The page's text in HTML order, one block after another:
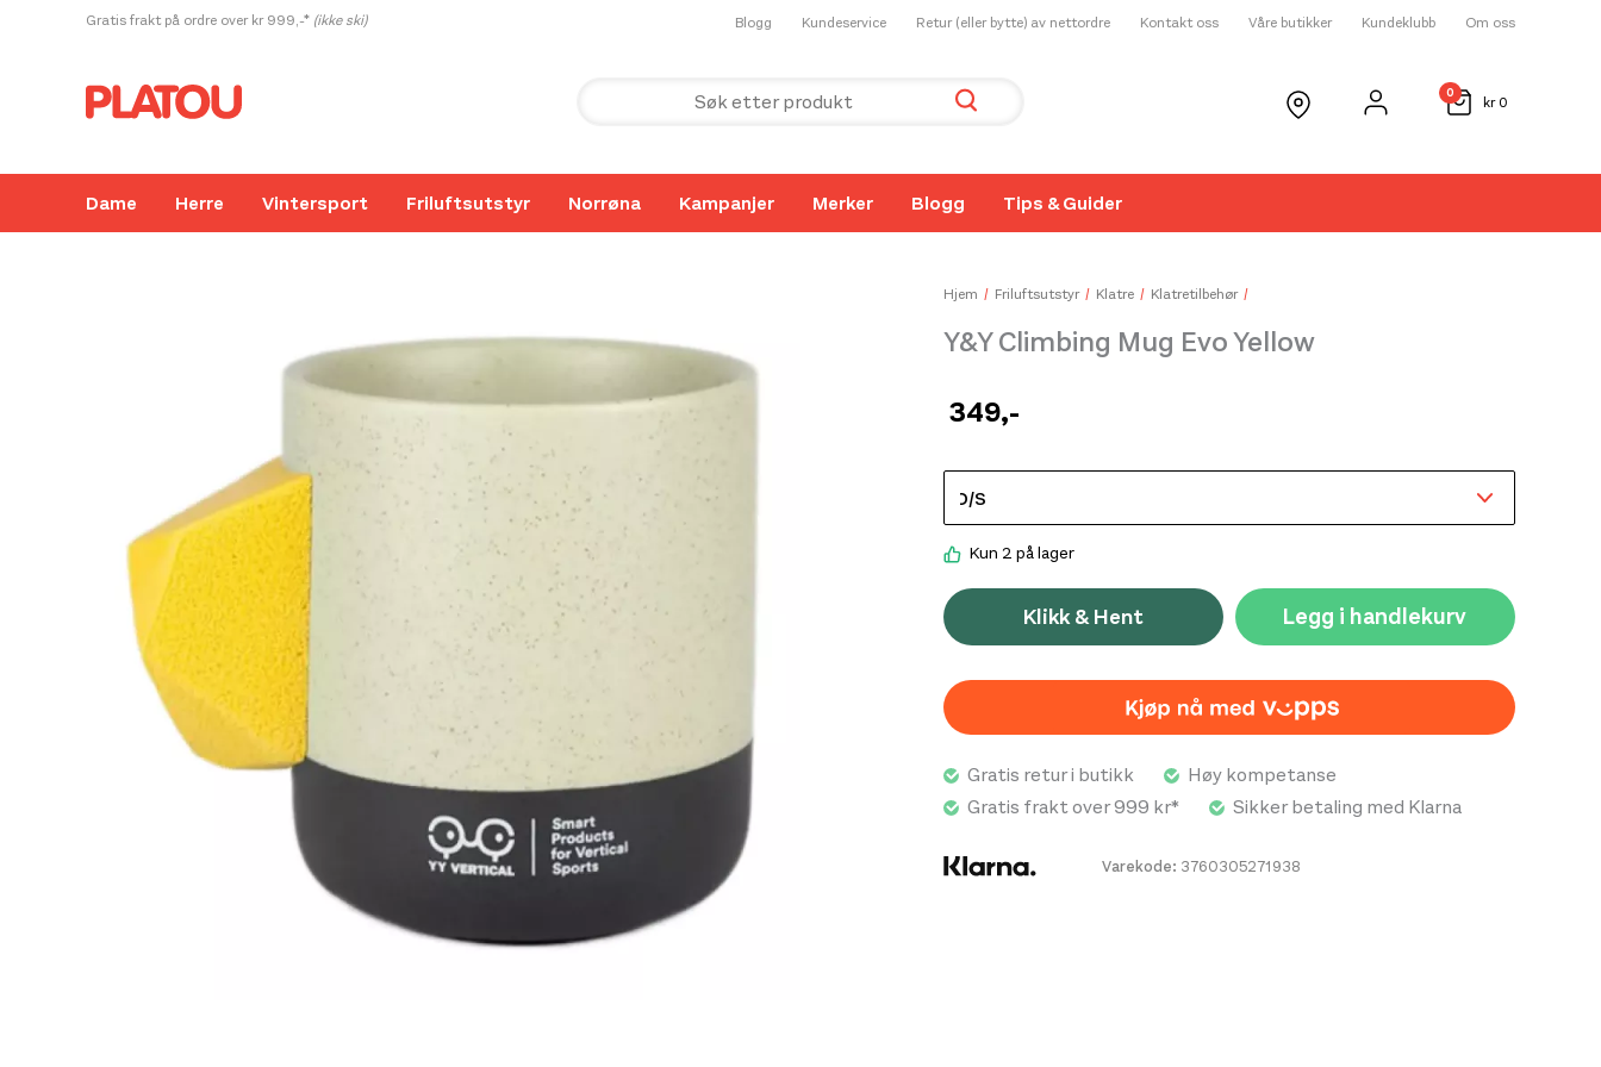
Gratis frakt på ordre over kr 999,-* (ikke ski) Blogg Kundeservice Retur (eller bytte) av nettordre Kontakt oss Våre butikker Kundeklubb Om oss
kr0
0
Dame Herre Vintersport Friluftsutstyr Norrøna Kampanjer Merker Blogg Tips & Guider
Hjem Friluftsutstyr Klatre Klatretilbehør
Y&Y Climbing Mug Evo Yellow
349,-
Kun 2 på lager
Klikk & Hent Legg i handlekurv
Varekode: 3760305271938
Gratis retur i butikk
Høy kompetanse
Gratis frakt over 999 kr*
Sikker betaling med Klarna